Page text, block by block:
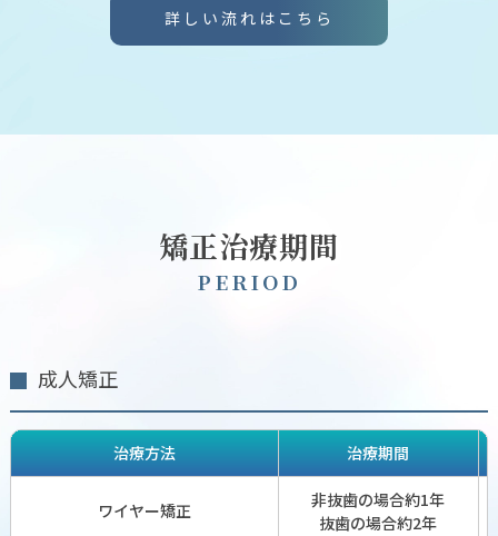
詳しい流れはこちら
矯正治療期間
PERIOD
成人矯正
治療方法 治療期間
ワイヤー矯正
非抜歯の場合約1年
抜歯の場合約2年